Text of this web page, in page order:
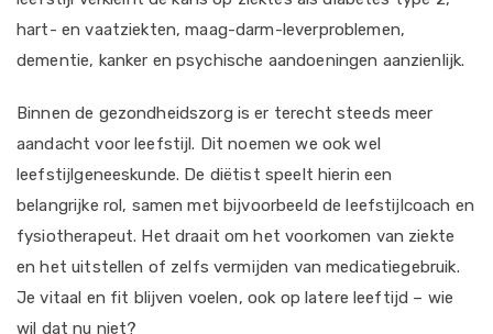
hart- en vaatziekten, maag-darm-leverproblemen,
dementie, kanker en psychische aandoeningen aanzienlijk.
Binnen de gezondheidszorg is er terecht steeds meer
aandacht voor leefstijl. Dit noemen we ook wel
leefstijlgeneeskunde. De diëtist speelt hierin een
belangrijke rol, samen met bijvoorbeeld de leefstijlcoach en
fysiotherapeut. Het draait om het voorkomen van ziekte
en het uitstellen of zelfs vermijden van medicatiegebruik.
Je vitaal en fit blijven voelen, ook op latere leeftijd – wie
wil dat nu niet?